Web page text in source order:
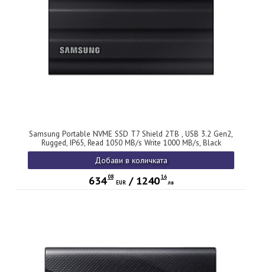
Samsung Portable NVME SSD T7 Shield 2TB , USB 3.2 Gen2,
Rugged, IP65, Read 1050 MB/s Write 1000 MB/s, Black
Добави в количката
634 08
EUR/ 1240 16
лв